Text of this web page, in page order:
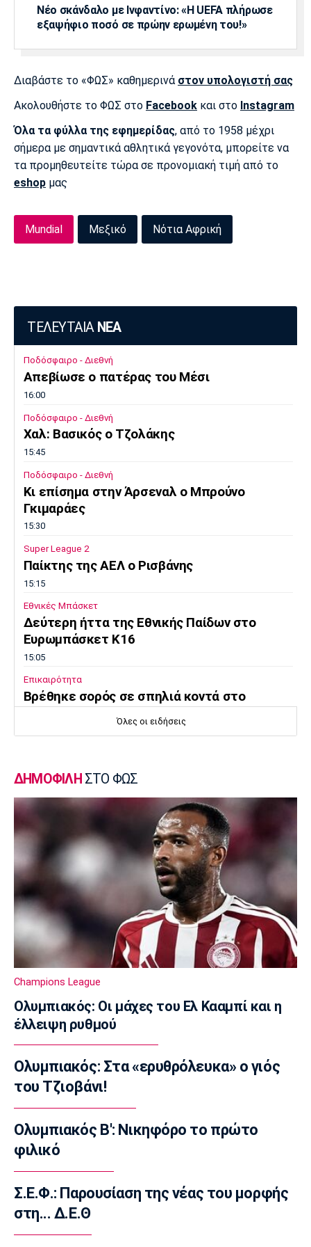
Πόρτο Μπενφίκα
Νέο σκάνδαλο με Ινφαντίνο: «Η UEFA πλήρωσε
εξαψήφιο ποσό σε πρώην ερωμένη του!»
Διαβάστε το «ΦΩΣ» καθημερινά στον υπολογιστή σας
Ακολουθήστε το ΦΩΣ στο Facebook και στο Instagram
Όλα τα φύλλα της εφημερίδας, από το 1958 μέχρι
σήμερα με σημαντικά αθλητικά γεγονότα, μπορείτε να
τα προμηθευτείτε τώρα σε προνομιακή τιμή από το
eshop μας
Mundial Μεξικό Νότια Αφρική
ΤΕΛΕΥΤΑΙΑ ΝΕΑ
Ποδόσφαιρο - Διεθνή
Απεβίωσε ο πατέρας του Μέσι
16:00
Ποδόσφαιρο - Διεθνή
Χαλ: Βασικός ο Τζολάκης
15:45
Ποδόσφαιρο - Διεθνή
Κι επίσημα στην Άρσεναλ ο Μπρούνο
Γκιμαράες
15:30
Super League 2
Παίκτης της ΑΕΛ ο Ρισβάνης
15:15
Εθνικές Μπάσκετ
Δεύτερη ήττα της Εθνικής Παίδων στο
Ευρωμπάσκετ Κ16
15:05
Επικαιρότητα
Βρέθηκε σορός σε σπηλιά κοντά στο
εκκλησάκι των Αγίων Ισιδώρων
Πήρε Νανού ο Ηρακλής
Super League 1
Ολυμπιακός: Οι Αφρικανοί διατηρούν στο
προσκήνιο τον Σκίρι
Ποδόσφαιρο - Διεθνή
Ολοκληρώνει τη μεταγραφή του Ντιομαντέ
η Νότιγχαμ
14:20
Super League 1
Παναθηναϊκός: Σε φουλ ρυθμούς ο Λιβάι
Super League 1
«Παίρνει Ντίκμαν ο ΟΦΗ»
Επικαιρότητα
Γαύδος: Επιχείρηση διάσωσης 31χρονης
τουρίστριας από δύσβατη περιοχή
13:50
Ποδόσφαιρο - Διεθνή
13:40
Εθνικές Μπάσκετ
Μπάρλος: «Χάσαμε από δικά μας λάθη»
Όλες οι ειδήσεις
ΔΗΜΟΦΙΛΗ ΣΤΟ ΦΩΣ
Champions League
Ολυμπιακός: Οι μάχες του Ελ Κααμπί και η
έλλειψη ρυθμού
Ολυμπιακός: Στα «ερυθρόλευκα» ο γιός
του Τζιοβάνι!
Ολυμπιακός Β': Νικηφόρο το πρώτο
φιλικό
Σ.Ε.Φ.: Παρουσίαση της νέας του μορφής
στη... Δ.Ε.Θ